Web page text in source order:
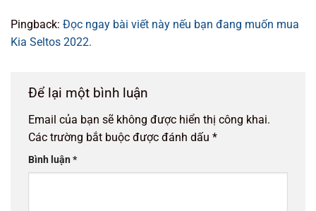
Pingback: Đọc ngay bài viết này nếu bạn đang muốn mua
Kia Seltos 2022.
Để lại một bình luận
Email của bạn sẽ không được hiển thị công khai.
Các trường bắt buộc được đánh dấu *
Bình luận*